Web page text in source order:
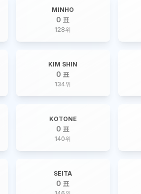
MINHO
0 표
128위
KIM SHIN
0 표
134위
KOTONE
0 표
140위
SEITA
0 표